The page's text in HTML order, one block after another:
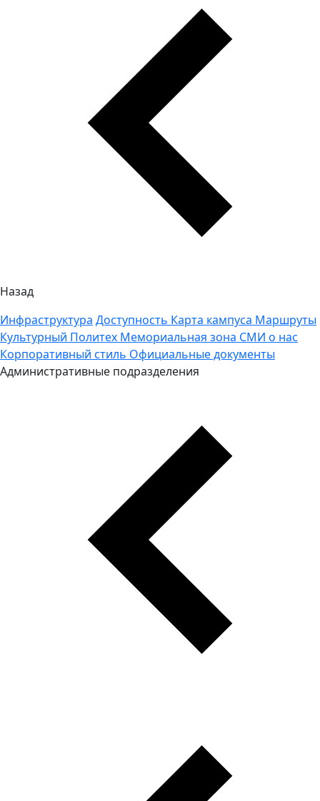
Назад
Инфраструктура Доступность Карта кампуса Маршруты
Культурный Политех Мемориальная зона СМИ о нас
Корпоративный стиль Официальные документы
Административные подразделения